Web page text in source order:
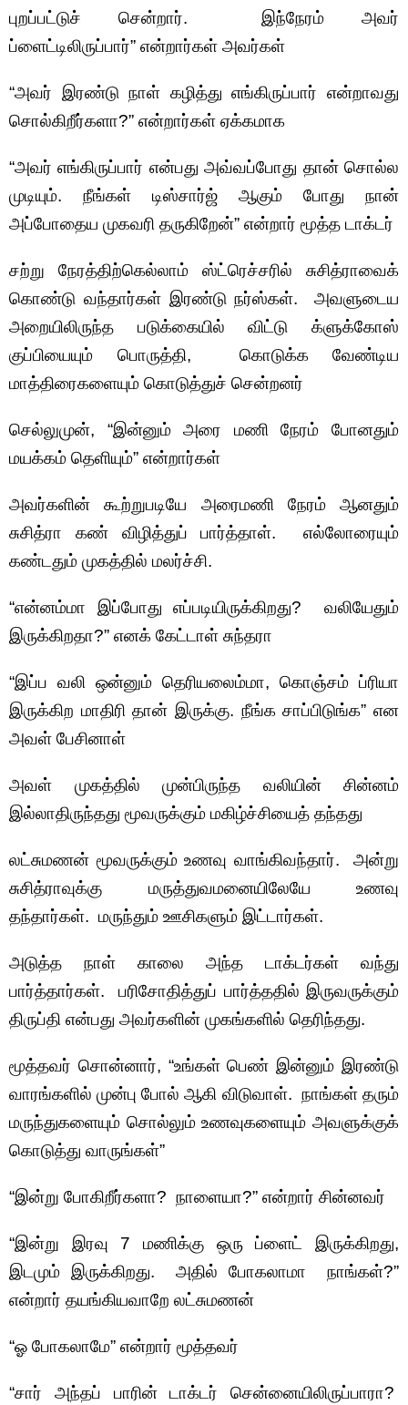
புறப்பட்டுச் சென்றார். இந்நேரம் அவர்
ப்ளைட்டிலிருப்பார்” என்றார்கள் அவர்கள்
“அவர் இரண்டு நாள் கழித்து எங்கிருப்பார் என்றாவது
சொல்கிறீர்களா?” என்றார்கள் ஏக்கமாக
“அவர் எங்கிருப்பார் என்பது அவ்வப்போது தான் சொல்ல
முடியும். நீங்கள் டிஸ்சார்ஜ் ஆகும் போது நான்
அப்போதைய முகவரி தருகிறேன்” என்றார் மூத்த டாக்டர்
சற்று நேரத்திற்கெல்லாம் ஸ்ட்ரெச்சரில் சுசித்ராவைக்
கொண்டு வந்தார்கள் இரண்டு நர்ஸ்கள். அவளுடைய
அறையிலிருந்த படுக்கையில் விட்டு க்ளுக்கோஸ்
குப்பியையும் பொருத்தி, கொடுக்க வேண்டிய
மாத்திரைகளையும் கொடுத்துச் சென்றனர்
செல்லுமுன், “இன்னும் அரை மணி நேரம் போனதும்
மயக்கம் தெளியும்” என்றார்கள்
அவர்களின் கூற்றுபடியே அரைமணி நேரம் ஆனதும்
சுசித்ரா கண் விழித்துப் பார்த்தாள். எல்லோரையும்
கண்டதும் முகத்தில் மலர்ச்சி.
“என்னம்மா இப்போது எப்படியிருக்கிறது? வலியேதும்
இருக்கிறதா?” எனக் கேட்டாள் சுந்தரா
“இப்ப வலி ஒன்னும் தெரியலைம்மா, கொஞ்சம் ப்ரியா
இருக்கிற மாதிரி தான் இருக்கு. நீங்க சாப்பிடுங்க” என
அவள் பேசினாள்
அவள் முகத்தில் முன்பிருந்த வலியின் சின்னம்
இல்லாதிருந்தது மூவருக்கும் மகிழ்ச்சியைத் தந்தது
லட்சுமணன் மூவருக்கும் உணவு வாங்கிவந்தார். அன்று
சுசித்ராவுக்கு மருத்துவமனையிலேயே உணவு
தந்தார்கள். மருந்தும் ஊசிகளும் இட்டார்கள்.
அடுத்த நாள் காலை அந்த டாக்டர்கள் வந்து
பார்த்தார்கள். பரிசோதித்துப் பார்த்ததில் இருவருக்கும்
திருப்தி என்பது அவர்களின் முகங்களில் தெரிந்தது.
மூத்தவர் சொன்னார், “உங்கள் பெண் இன்னும் இரண்டு
வாரங்களில் முன்பு போல் ஆகி விடுவாள். நாங்கள் தரும்
மருந்துகளையும் சொல்லும் உணவுகளையும் அவளுக்குக்
கொடுத்து வாருங்கள்”
“இன்று போகிறீர்களா? நாளையா?” என்றார் சின்னவர்
“இன்று இரவு 7 மணிக்கு ஒரு ப்ளைட் இருக்கிறது,
இடமும் இருக்கிறது. அதில் போகலாமா நாங்கள்?”
என்றார் தயங்கியவாறே லட்சுமணன்
“ஓ போகலாமே” என்றார் மூத்தவர்
“சார் அந்தப் பாரின் டாக்டர் சென்னையிலிருப்பாரா?